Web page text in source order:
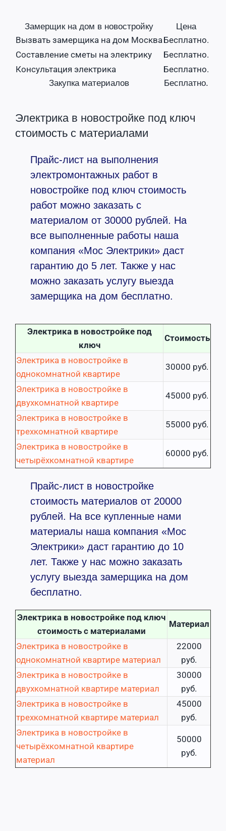
Замерщик на дом в новостройку Цена
Вызвать замерщика на дом Москва Бесплатно.
Составление сметы на электрику
Бесплатно.
Консультация электрика
Бесплатно.
Закупка материалов Бесплатно.
Электрика в новостройке под ключ
стоимость с материалами
Прайс-лист на выполнения
электромонтажных работ в
новостройке под ключ стоимость
работ можно заказать с
материалом от 30000 рублей. На
все выполненные работы наша
компания «Мос Электрики» даст
гарантию до 5 лет. Также у нас
можно заказать услугу выезда
замерщика на дом бесплатно.
Электрика в новостройке под
ключ
Стоимость
Электрика в новостройке в
однокомнатной квартире
30000 руб.
Электрика в новостройке в
двухкомнатной квартире
45000 руб.
Электрика в новостройке в
трехкомнатной квартире
55000 руб.
Электрика в новостройке в
четырёхкомнатной квартире
60000 руб.
Прайс-лист в новостройке
стоимость материалов от 20000
рублей. На все купленные нами
материалы наша компания «Мос
Электрики» даст гарантию до 10
лет. Также у нас можно заказать
услугу выезда замерщика на дом
бесплатно.
Электрика в новостройке под ключ
стоимость с материалами
Материал
Электрика в новостройке в
однокомнатной квартире материал
22000
руб.
Электрика в новостройке в
двухкомнатной квартире материал
30000
руб.
Электрика в новостройке в
трехкомнатной квартире материал
45000
руб.
Электрика в новостройке в
четырёхкомнатной квартире
материал
50000
руб.